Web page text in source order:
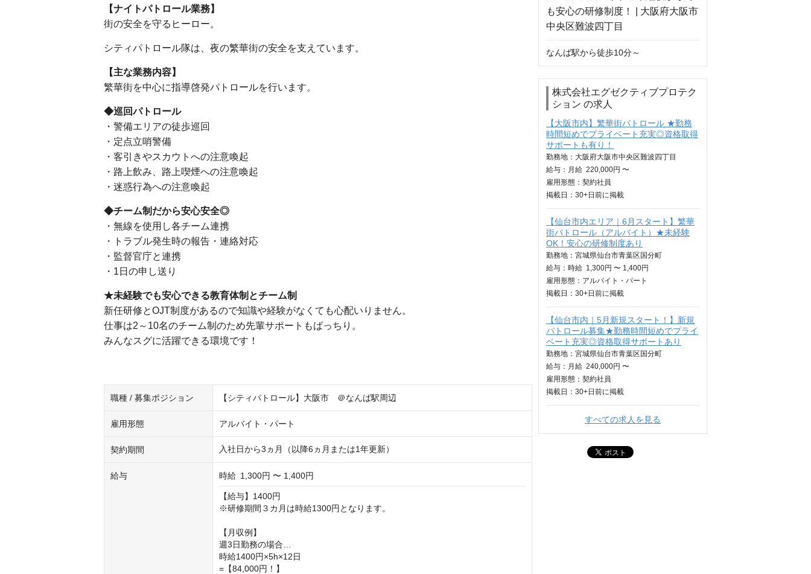
【ナイトパトロール業務】
街の安全を守るヒーロー。
シティパトロール隊は、夜の繁華街の安全を支えています。
【主な業務内容】
繁華街を中心に指導啓発パトロールを行います。
◆巡回パトロール
・警備エリアの徒歩巡回
・定点立哨警備
・客引きやスカウトへの注意喚起
・路上飲み、路上喫煙への注意喚起
・迷惑行為への注意喚起
◆チーム制だから安心安全◎
・無線を使用し各チーム連携
・トラブル発生時の報告・連絡対応
・監督官庁と連携
・1日の申し送り
★未経験でも安心できる教育体制とチーム制
新任研修とOJT制度があるので知識や経験がなくても心配いりません。
仕事は2～10名のチーム制のため先輩サポートもばっちり。
みんなスグに活躍できる環境です！
職種 / 募集ポジション 【シティパトロール】大阪市 ＠なんば駅周辺
雇用形態 アルバイト・パート
契約期間 入社日から3ヵ月（以降6ヵ月または1年更新）
給与 時給 1,300円 〜 1,400円
【給与】1400円
※研修期間３カ月は時給1300円となります。
【月収例】
週3日勤務の場合…
時給1400円×5h×12日
=【84,000円！】
なんば駅から徒歩10分～
株式会社エグゼクティブプロテク
ション の求人
【大阪市内】繁華街パトロール ★勤務
時間短めでプライベート充実◎資格取得
サポートも有り！
勤務地：大阪府大阪市中央区難波四丁目
給与： 月給 220,000円 〜
雇用形態：契約社員
掲載日： 30+日 前に掲載
【仙台市内エリア｜6月スタート】繁華
街パトロール（アルバイト）★未経験
OK！安心の研修制度あり
勤務地：宮城県仙台市青葉区国分町
給与： 時給 1,300円 〜 1,400円
雇用形態：アルバイト・パート
掲載日： 30+日 前に掲載
【仙台市内｜5月新規スタート！】新規
パトロール募集★勤務時間短めでプライ
ベート充実◎資格取得サポートあり
勤務地：宮城県仙台市青葉区国分町
給与： 月給 240,000円 〜
雇用形態：契約社員
掲載日： 30+日 前に掲載
すべての求人を見る